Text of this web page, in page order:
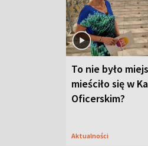
To nie było
mieściło się w
Oficerskim?
Aktualności